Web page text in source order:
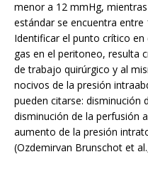
menor a 12 mmHg,
estándar se encuentra entre
Identificar el punto crítico
gas en el peritoneo, resulta
de trabajo quirúrgico y al
nocivos de la presión
pueden citarse: disminución
disminución de la perfusión
aumento de la presión
(Ozdemirvan Brunschot et